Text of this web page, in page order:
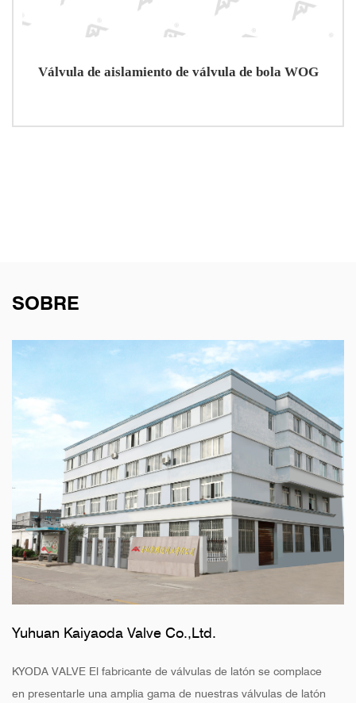
Válvula de aislamiento de válvula de bola WOG
SOBRE
Yuhuan Kaiyaoda Valve Co.,Ltd.
KYODA VALVE El fabricante de válvulas de latón se complace
en presentarle una amplia gama de nuestras válvulas de latón